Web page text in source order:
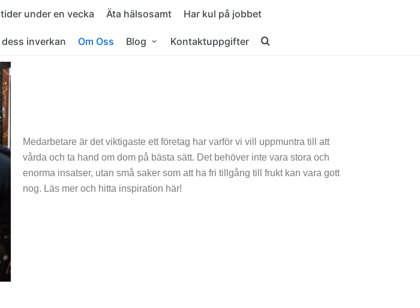
under en vecka Äta hälsosamt Har kul på jobbet
inverkan Om Oss Blog Kontaktuppgifter
Medarbetare är det viktigaste ett företag har varför vi vill uppmuntra till att
vårda och ta hand om dom på bästa sätt. Det behöver inte vara stora och
enorma insatser, utan små saker som att ha fri tillgång till frukt kan vara gott
nog. Läs mer och hitta inspiration här!